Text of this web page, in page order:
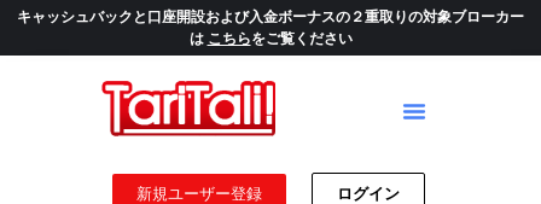
キャッシュバックと口座開設および入金ボーナスの２重取りの対象ブローカー
は こちらをご覧ください
新規ユーザー登録 ログイン